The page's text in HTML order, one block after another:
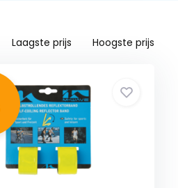
Laagste prijs Hoogste prijs